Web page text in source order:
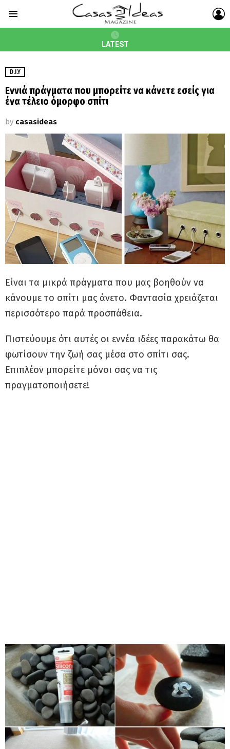
LATEST
D.I.Y
Εννιά πράγματα που μπορείτε να κάνετε εσείς για
ένα τέλειο όμορφο σπίτι
by casasideas
Είναι τα μικρά πράγματα που μας βοηθούν να
κάνουμε το σπίτι μας άνετο. Φαντασία χρειάζεται
περισσότερο παρά προσπάθεια.
Πιστεύουμε ότι αυτές οι εννέα ιδέες παρακάτω θα
φωτίσουν την ζωή σας μέσα στο σπίτι σας.
Επιπλέον μπορείτε μόνοι σας να τις
πραγματοποιήσετε!